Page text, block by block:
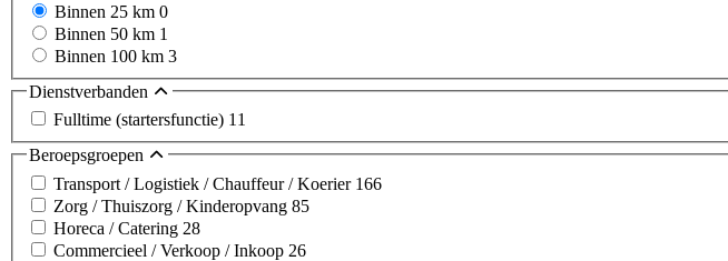
Binnen 25 km 0
Binnen 50 km 1
Binnen 100 km 3
Dienstverbanden
Fulltime (startersfunctie) 11
Beroepsgroepen
Transport / Logistiek / Chauffeur / Koerier 166
Zorg / Thuiszorg / Kinderopvang 85
Horeca / Catering 28
Commercieel / Verkoop / Inkoop 26